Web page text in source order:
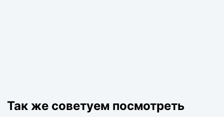
Так же советуем посмотреть